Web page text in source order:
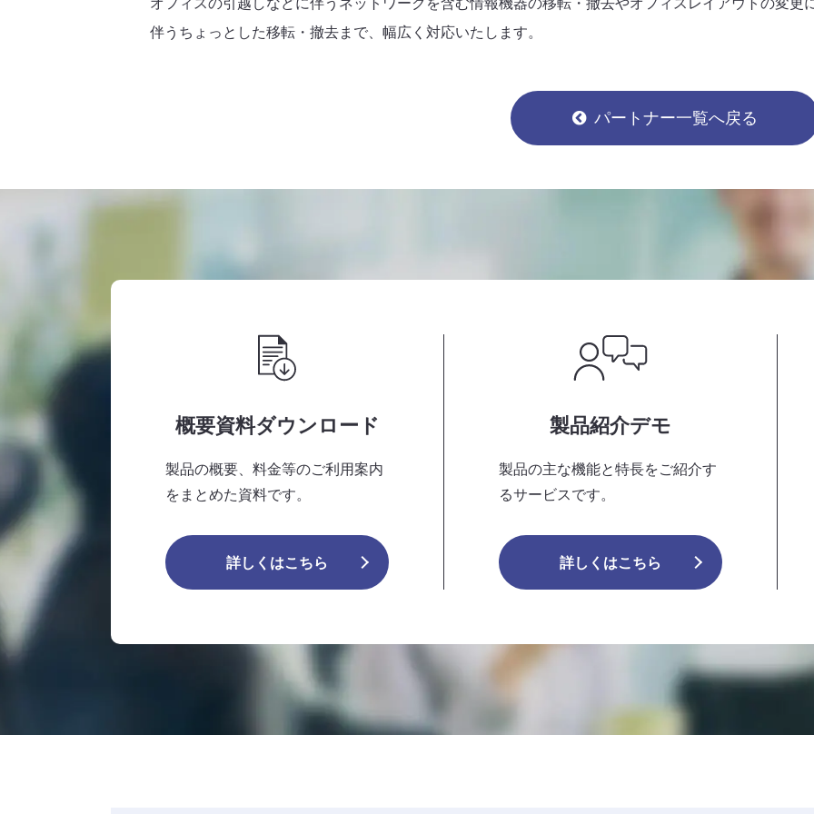
伴うちょっとした移転・撤去まで、幅広く対応いたします。
パートナー一覧へ戻る
概要資料ダウンロード
製品の概要、料金等のご利用案内
をまとめた資料です。
詳しくはこちら
製品紹介デモ
製品の主な機能と特長をご紹介す
るサービスです。
詳しくはこちら